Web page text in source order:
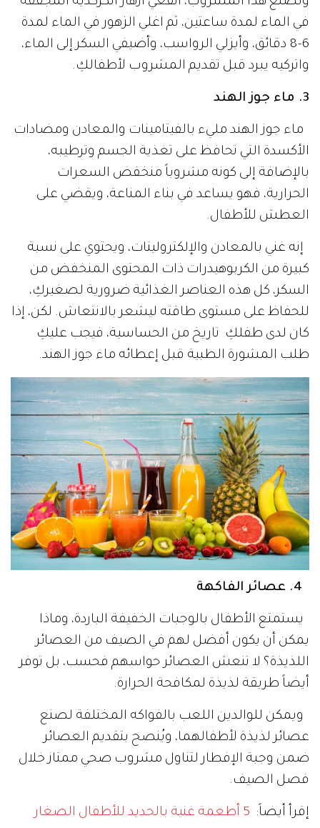
في الماء لمدة ساعتين، ثم اغلي الزهور في الماء لمدة
6-8 دقائق، وأيزلي الرواسب، وأضيفي السكر إلى الماء،
واتركيه يبرد قبل تقديم المشروب لأطفالكِ.
3. ماء جوز الهند
ماء جوز الهند مليء بالفيتامينات والمعادن ومضادات
الأكسدة التي تحافظ على تغذية الجسم وترطيبه،
بالإضافة إلى كونه مشروباً منخفض السعرات
الحرارية، فهو يساعد في بناء المناعة، ويقضي على
العطش للأطفال.
إنه غني بالمعادن والإلكتروليتات، ويحتوي على نسبة
كبيرة من الكربوهيدرات ذات المحتوى المنخفض من
السكر، كل هذه العناصر الغذائية ضرورية لصغيركِ،
للحفاظ على مستوى طاقته ليشعر بالانتعاش. لكن، إذا
كان لدى طفلكِ تاريخ من الحساسية، فيجب عليكِ
طلب المشورة الطبية قبل إعطائه ماء جوز الهند.
يستمتع الأطفال بالوجبات الخفيفة الباردة، وماذا
يمكن أن يكون أفضل لهم في الصيف من العصائر
اللذيذة؟ لا تنعش العصائر حواسهم فحسب، بل توفر
أيضاً طريقة لذيذة لمكافحة الحرارة.
ويمكن للوالدين اللعب بالفواكه المختلفة لصنع
عصائر لذيذة لأطفالهما، ويُنصح بتقديم العصائر
ضمن وجبة الإفطار لتناول مشروب صحي ممتاز خلال
فصل الصيف.
إقرأ أيضاً: 5 أطعمة غنية بالحديد للأطفال الصغار